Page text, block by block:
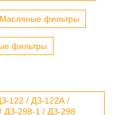
Масляные фильтры
фильтры
122 / ДЗ-122А /
ДЗ-298-1 / ДЗ-298